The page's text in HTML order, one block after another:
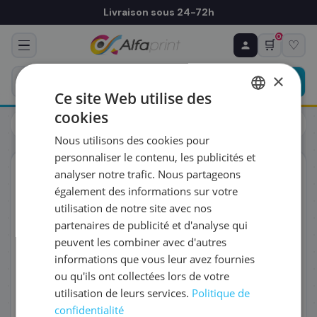
Livraison sous 24-72h
🛒
0
♡
Toners
HP
ORIGINAL
♻ COMMANDE RÉCURRENTE
Prévoyez & économisez
Programmez votre prochain achat — notre équipe
vous prépare un devis personnalisé
RÉFÉRENCE DU PRODUIT
FRÉQUENCE
QUANTITÉ PAR LIVRAISON
DATE DE PREMIÈRE LIVRAISON SOUHAITÉE
×
Ce site Web utilise des
cookies
Nous utilisons des cookies pour
personnaliser le contenu, les publicités et
analyser notre trafic. Nous partageons
également des informations sur votre
utilisation de notre site avec nos
partenaires de publicité et d'analyse qui
peuvent les combiner avec d'autres
informations que vous leur avez fournies
ou qu'ils ont collectées lors de votre
utilisation de leurs services. Politique de
confidentialité